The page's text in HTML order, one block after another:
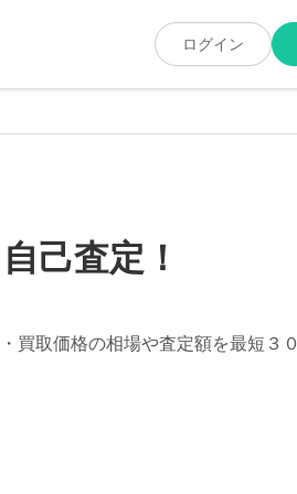
ログイン
己査定！
買取価格の相場や査定額を最短３０